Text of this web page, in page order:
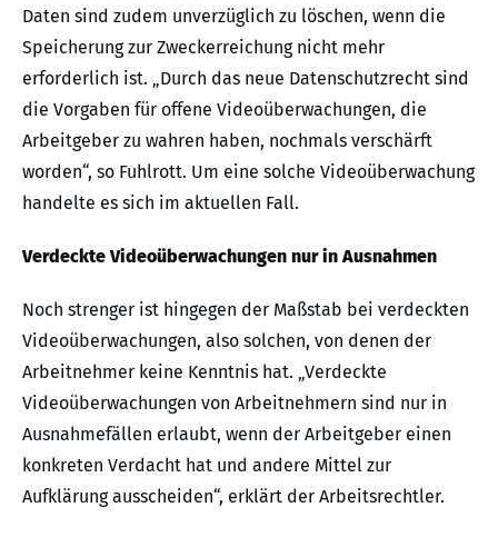
Daten sind zudem unverzüglich zu löschen, wenn die
Speicherung zur Zweckerreichung nicht mehr
erforderlich ist. „Durch das neue Datenschutzrecht sind
die Vorgaben für offene Videoüberwachungen, die
Arbeitgeber zu wahren haben, nochmals verschärft
worden“, so Fuhlrott. Um eine solche Videoüberwachung
handelte es sich im aktuellen Fall.
Verdeckte Videoüberwachungen nur in Ausnahmen
Noch strenger ist hingegen der Maßstab bei verdeckten
Videoüberwachungen, also solchen, von denen der
Arbeitnehmer keine Kenntnis hat. „Verdeckte
Videoüberwachungen von Arbeitnehmern sind nur in
Ausnahmefällen erlaubt, wenn der Arbeitgeber einen
konkreten Verdacht hat und andere Mittel zur
Aufklärung ausscheiden“, erklärt der Arbeitsrechtler.